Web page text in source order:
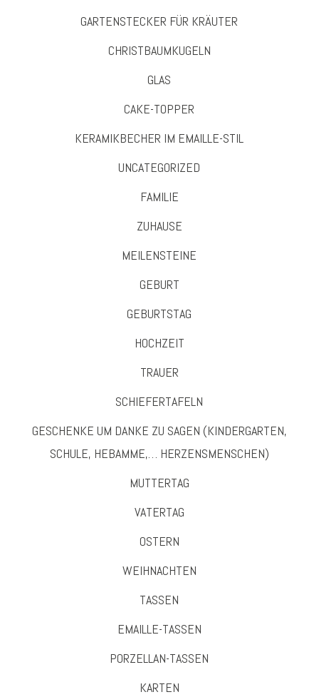
GARTENSTECKER FÜR KRÄUTER
CHRISTBAUMKUGELN
GLAS
CAKE-TOPPER
KERAMIKBECHER IM EMAILLE-STIL
UNCATEGORIZED
FAMILIE
ZUHAUSE
MEILENSTEINE
GEBURT
GEBURTSTAG
HOCHZEIT
TRAUER
SCHIEFERTAFELN
GESCHENKE UM DANKE ZU SAGEN (KINDERGARTEN,
SCHULE, HEBAMME,… HERZENSMENSCHEN)
MUTTERTAG
VATERTAG
OSTERN
WEIHNACHTEN
TASSEN
EMAILLE-TASSEN
PORZELLAN-TASSEN
KARTEN